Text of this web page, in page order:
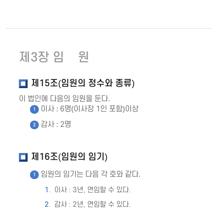
제3장 임 원
제15조(임원의 정수와 종류)
이 법인에 다음의 임원을 둔다.
이사 : 6명(이사장 1인 포함)이상
감사 : 2명
제16조(임원의 임기)
임원의 임기는 다음 각 호와 같다.
이사 : 3년, 연임할 수 있다.
감사 : 2년, 연임할 수 있다.